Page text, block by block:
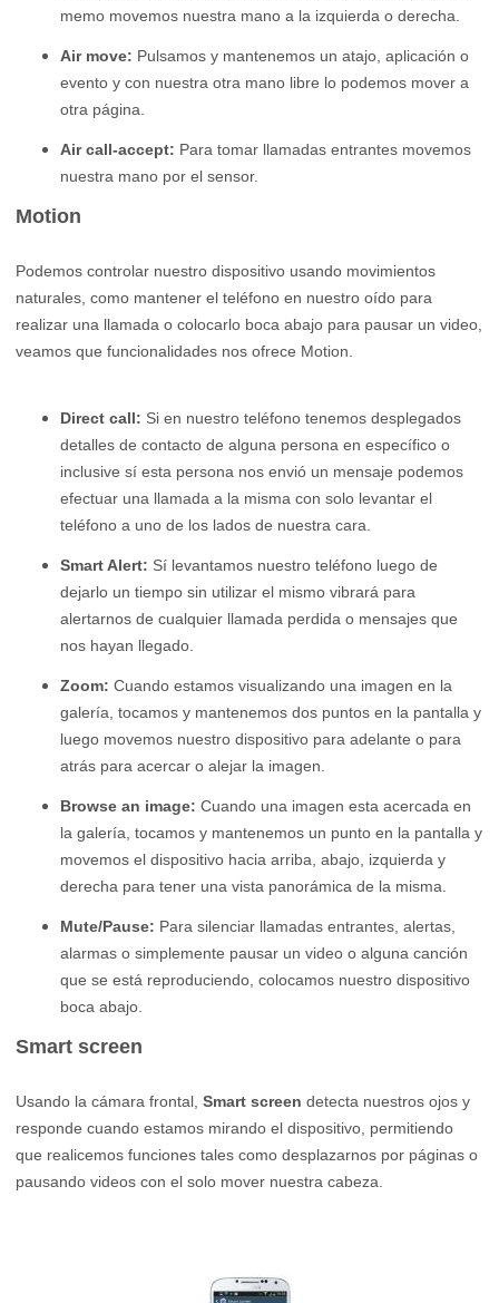
memo movemos nuestra mano a la izquierda o derecha.
Air move: Pulsamos y mantenemos un atajo, aplicación o
evento y con nuestra otra mano libre lo podemos mover a
otra página.
Air call-accept: Para tomar llamadas entrantes movemos
nuestra mano por el sensor.
Motion
Podemos controlar nuestro dispositivo usando movimientos
naturales, como mantener el teléfono en nuestro oído para
realizar una llamada o colocarlo boca abajo para pausar un video,
veamos que funcionalidades nos ofrece Motion.
Direct call: Si en nuestro teléfono tenemos desplegados
detalles de contacto de alguna persona en específico o
inclusive sí esta persona nos envió un mensaje podemos
efectuar una llamada a la misma con solo levantar el
teléfono a uno de los lados de nuestra cara.
Smart Alert: Sí levantamos nuestro teléfono luego de
dejarlo un tiempo sin utilizar el mismo vibrará para
alertarnos de cualquier llamada perdida o mensajes que
nos hayan llegado.
Zoom: Cuando estamos visualizando una imagen en la
galería, tocamos y mantenemos dos puntos en la pantalla y
luego movemos nuestro dispositivo para adelante o para
atrás para acercar o alejar la imagen.
Browse an image: Cuando una imagen esta acercada en
la galería, tocamos y mantenemos un punto en la pantalla y
movemos el dispositivo hacia arriba, abajo, izquierda y
derecha para tener una vista panorámica de la misma.
Mute/Pause: Para silenciar llamadas entrantes, alertas,
alarmas o simplemente pausar un video o alguna canción
que se está reproduciendo, colocamos nuestro dispositivo
boca abajo.
Smart screen
Usando la cámara frontal, Smart screen detecta nuestros ojos y
responde cuando estamos mirando el dispositivo, permitiendo
que realicemos funciones tales como desplazarnos por páginas o
pausando videos con el solo mover nuestra cabeza.